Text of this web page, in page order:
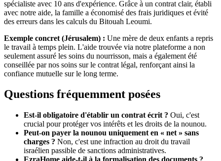
spécialiste avec 10 ans d'expérience. Grâce à un contrat clair, établi
avec notre aide, la famille a économisé des frais juridiques et évité
des erreurs dans les calculs du Bitouah Leoumi.
Exemple concret (Jérusalem) : Une mère de deux enfants a repris
le travail à temps plein. L'aide trouvée via notre plateforme a non
seulement assuré les soins du nourrisson, mais a également été
conseillée par nos soins sur le contrat légal, renforçant ainsi la
confiance mutuelle sur le long terme.
Questions fréquemment posées
Est-il obligatoire d'établir un contrat écrit ? Oui, c'est
crucial pour protéger vos intérêts et les droits de la nounou.
Peut-on payer la nounou uniquement en « net » sans
charges ? Non, c'est une infraction au droit du travail
israélien passible de sanctions administratives.